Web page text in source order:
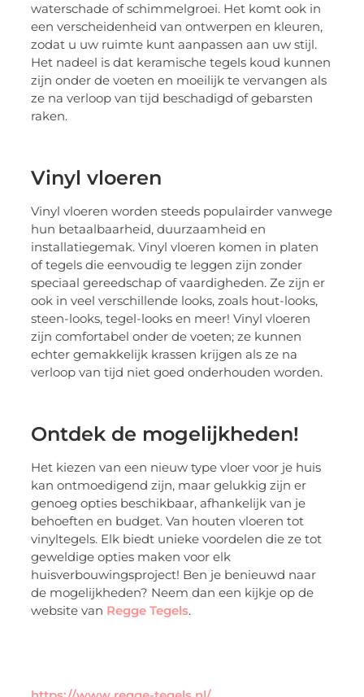
waterschade of schimmelgroei. Het komt ook in
een verscheidenheid van ontwerpen en kleuren,
zodat u uw ruimte kunt aanpassen aan uw stijl.
Het nadeel is dat keramische tegels koud kunnen
zijn onder de voeten en moeilijk te vervangen als
ze na verloop van tijd beschadigd of gebarsten
raken.
Vinyl vloeren
Vinyl vloeren worden steeds populairder vanwege
hun betaalbaarheid, duurzaamheid en
installatiegemak. Vinyl vloeren komen in platen
of tegels die eenvoudig te leggen zijn zonder
speciaal gereedschap of vaardigheden. Ze zijn er
ook in veel verschillende looks, zoals hout-looks,
steen-looks, tegel-looks en meer! Vinyl vloeren
zijn comfortabel onder de voeten; ze kunnen
echter gemakkelijk krassen krijgen als ze na
verloop van tijd niet goed onderhouden worden.
Ontdek de mogelijkheden!
Het kiezen van een nieuw type vloer voor je huis
kan ontmoedigend zijn, maar gelukkig zijn er
genoeg opties beschikbaar, afhankelijk van je
behoeften en budget. Van houten vloeren tot
vinyltegels. Elk biedt unieke voordelen die ze tot
geweldige opties maken voor elk
huisverbouwingsproject! Ben je benieuwd naar
de mogelijkheden? Neem dan een kijkje op de
website van Regge Tegels.